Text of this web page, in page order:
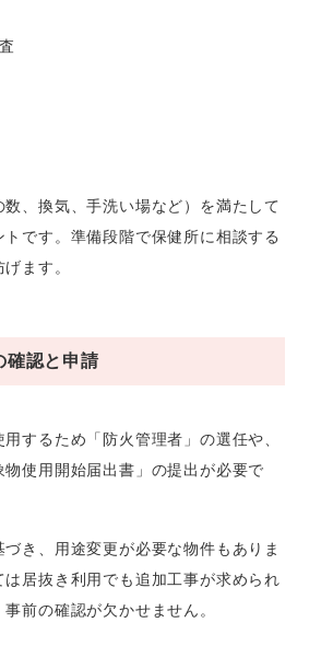
、換気、手洗い場など）を満たして
です。準備段階で保健所に相談する
ます。
確認と申請
するため「防火管理者」の選任や、
使用開始届出書」の提出が必要で
き、用途変更が必要な物件もありま
居抜き利用でも追加工事が求められ
前の確認が欠かせません。